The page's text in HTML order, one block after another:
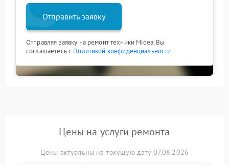
Отправить заявку
Отправляя заявку на ремонт техники Midea, Вы
соглашаетесь с Политикой конфиденциальности
Цены на услуги ремонта
Цены актуальны на текущую дату 07.08.2026